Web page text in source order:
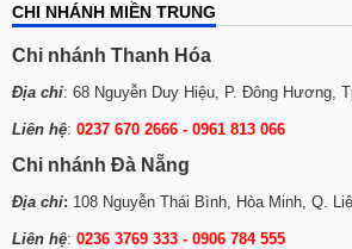
CHI NHÁNH MIỀN TRUNG
Chi nhánh Thanh Hóa
Địa chỉ: 68 Nguyễn Duy Hiệu, P. Đông Hương,
Liên hệ: 0237 670 2666 - 0961 813 066
Chi nhánh Đà Nẵng
Địa chỉ: 108 Nguyễn Thái Bình, Hòa Minh, Q.
Liên hệ: 0236 3769 333 - 0906 784 555